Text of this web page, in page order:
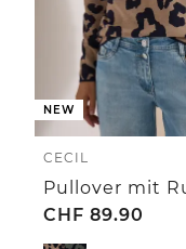
NEW
CECIL
CHF 89.90